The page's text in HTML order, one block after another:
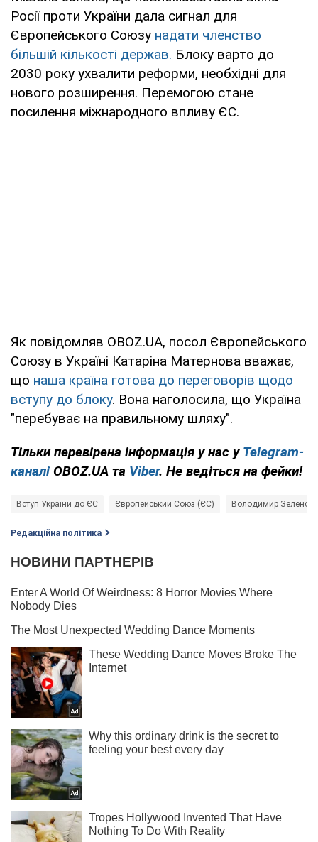
Росії проти України дала сигнал для
Європейського Союзу надати членство
більшій кількості держав. Блоку варто до
2030 року ухвалити реформи, необхідні для
нового розширення. Перемогою стане
посилення міжнародного впливу ЄС.
Як повідомляв OBOZ.UA, посол Європейського
Союзу в Україні Катаріна Матернова вважає,
що наша країна готова до переговорів щодо
вступу до блоку. Вона наголосила, що Україна
"перебуває на правильному шляху".
Тільки перевірена інформація у нас у Telegram-
каналі OBOZ.UA та Viber. Не ведіться на фейки!
Вступ України до ЄС Європейський Союз (ЄС) Володимир
Редакційна політика